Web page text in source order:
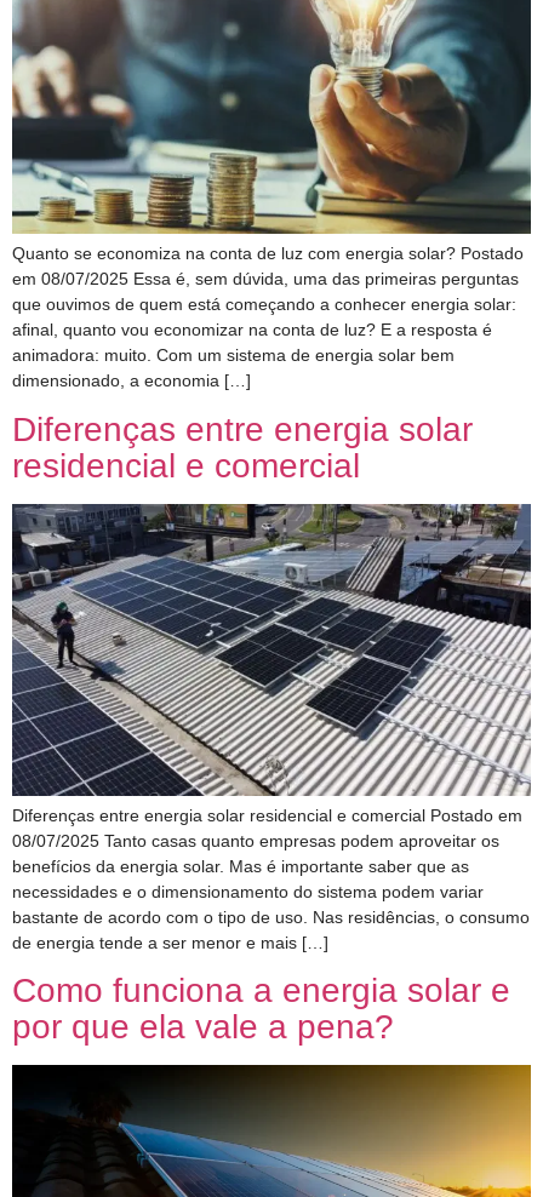
Quanto se economiza na conta de luz com energia solar? Postado
em 08/07/2025 Essa é, sem dúvida, uma das primeiras perguntas
que ouvimos de quem está começando a conhecer energia solar:
afinal, quanto vou economizar na conta de luz? E a resposta é
animadora: muito. Com um sistema de energia solar bem
dimensionado, a economia […]
Diferenças entre energia solar
residencial e comercial
Diferenças entre energia solar residencial e comercial Postado em
08/07/2025 Tanto casas quanto empresas podem aproveitar os
benefícios da energia solar. Mas é importante saber que as
necessidades e o dimensionamento do sistema podem variar
bastante de acordo com o tipo de uso. Nas residências, o consumo
de energia tende a ser menor e mais […]
Como funciona a energia solar e
por que ela vale a pena?